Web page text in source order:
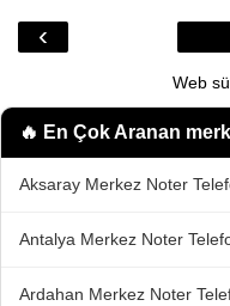
‹
Web
🔥 En Çok Aranan
Aksaray Merkez Noter
Antalya Merkez Noter
Ardahan Merkez Noter